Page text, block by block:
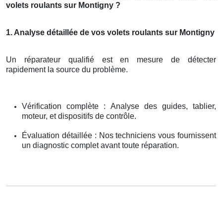
volets roulants sur Montigny ?
1. Analyse détaillée de vos volets roulants sur Montigny
Un réparateur qualifié est en mesure de détecter
rapidement la source du problème.
Vérification complète : Analyse des guides, tablier,
moteur, et dispositifs de contrôle.
Évaluation détaillée : Nos techniciens vous fournissent
un diagnostic complet avant toute réparation.